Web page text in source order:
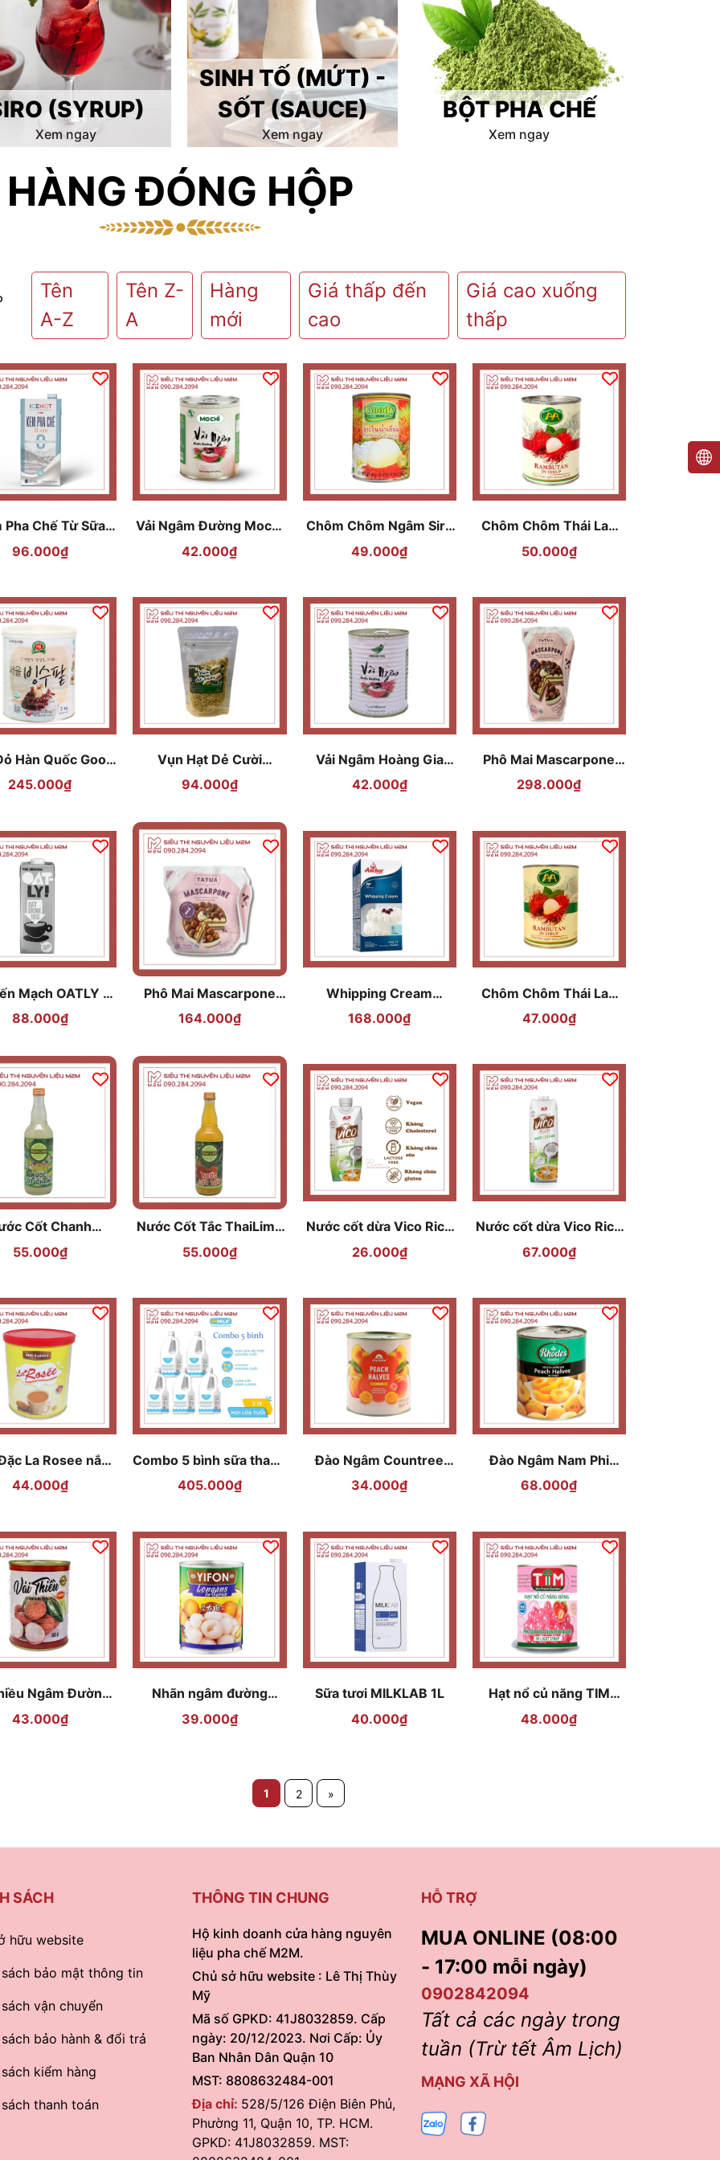
(SYRUP)
Xem ngay
SINH TỐ (MỨT) -
SỐT (SAUCE)
Xem ngay
BỘT PHA CHẾ
Xem ngay
HÀNG ĐÓNG HỘP
Tên
A-Z
Tên Z-
A
Hàng
mới
Giá thấp đến
cao
Giá cao xuống
thấp
Pha Chế Từ Sữa
ICEHOT 936ml
96.000₫
Vải Ngâm Đường Mochi
565g
42.000₫
Chôm Chôm Ngâm Siro
Thái Lan Goody - 565g
49.000₫
Chôm Chôm Thái Lan
AA 565g - Nhãn Đỏ
50.000₫
Hàn Quốc Good
Seoul 3kg
245.000₫
Vụn Hạt Dẻ Cười
Bentrecocoas 100gr
94.000₫
Vải Ngâm Hoàng Gia
565gr
42.000₫
Phô Mai Mascarpone
TATUA 1Kg
298.000₫
Mạch OATLY 1L
Hà Lan
88.000₫
Phô Mai Mascarpone
TATUA 500gr
164.000₫
Whipping Cream
ANCHOR 1L
168.000₫
Chôm Chôm Thái Lan
AA 565g
47.000₫
Cốt Chanh
500ml
55.000₫
Nước Cốt Tắc ThaiLime
500ml
55.000₫
Nước cốt dừa Vico Rich
Nguyên Chất 330ml
26.000₫
Nước cốt dừa Vico Rich
Nguyên Chất hộp 1L
67.000₫
La Rosee nắp
khui 1Kg
44.000₫
Combo 5 bình sữa thanh
trùng VPMilk Đà Lạt
405.000₫
Đào Ngâm Countree
820gr
34.000₫
Đào Ngâm Nam Phi
Rhodes 825g
68.000₫
Ngâm Đường
565gr - lon
trắng
43.000₫
Nhãn ngâm đường
YIFON 565 gr
39.000₫
Sữa tươi MILKLAB 1L
40.000₫
Hạt nổ củ năng TIM
hương Dâu 560g
48.000₫
1 2 »
SÁCH
hữu website
sách bảo mật thông tin
vận chuyển
bảo hành & đổi trả
kiểm hàng
thanh toán
THÔNG TIN CHUNG
Hộ kinh doanh cửa hàng nguyên
liệu pha chế M2M.
Chủ sở hữu website : Lê Thị Thùy
Mỹ
Mã số GPKD: 41J8032859. Cấp
ngày: 20/12/2023. Nơi Cấp: Ủy
Ban Nhân Dân Quận 10
MST: 8808632484-001
Địa chỉ: 528/5/126 Điện Biên Phủ,
Phường 11, Quận 10, TP. HCM.
GPKD: 41J8032859. MST:
HỖ TRỢ
MUA ONLINE (08:00
- 17:00 mỗi ngày)
0902842094
Tất cả các ngày trong
tuần (Trừ tết Âm Lịch)
MẠNG XÃ HỘI